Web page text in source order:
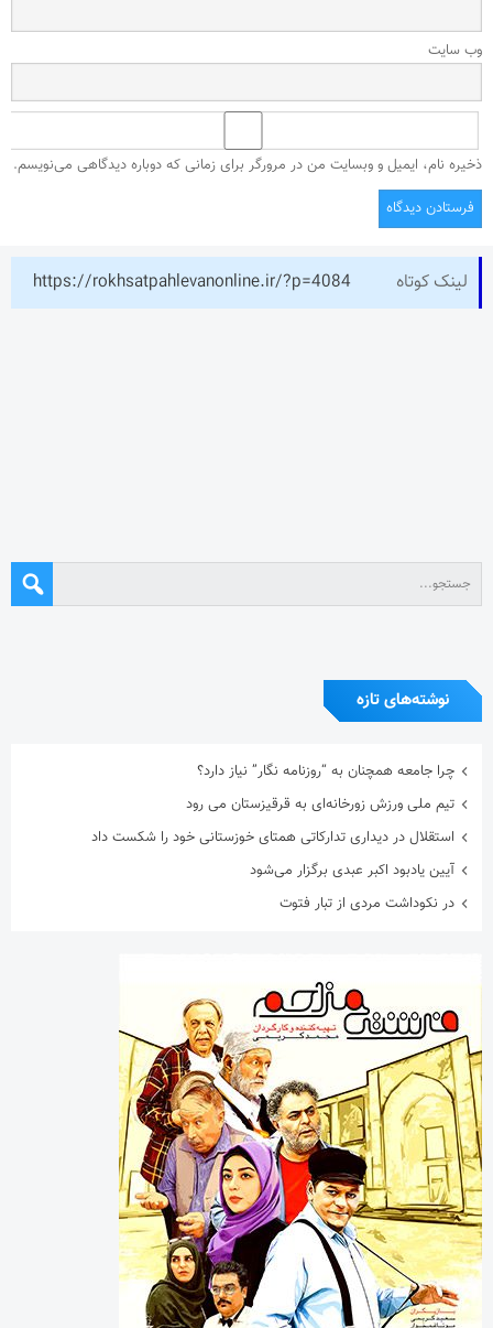
وب‌ سایت
ذخیره نام، ایمیل و وبسایت من در مرورگر برای زمانی که دوباره دیدگاهی می‌نویسم.
لینک کوتاه https://rokhsatpahlevanonline.ir/?p=4084
نوشته‌های تازه
استقلال در دیداری تدارکاتی همتای خوزستانی خود را شکست داد
آیین یادبود اکبر عبدی برگزار می‌شود
در نکوداشت مردی از تبار فتوت